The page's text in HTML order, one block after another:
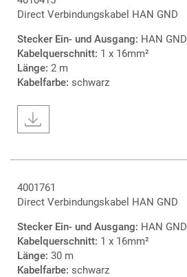
Direct Verbindungskabel HAN GND
Stecker Ein- und Ausgang: HAN GND
Kabelquerschnitt: 1 x 16mm²
Länge: 2 m
Kabelfarbe: schwarz
4001761
Direct Verbindungskabel HAN GND
Stecker Ein- und Ausgang: HAN GND
Kabelquerschnitt: 1 x 16mm²
Länge: 30 m
Kabelfarbe: schwarz